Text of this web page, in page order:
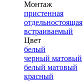
Монтаж
пристенная
отдельностоящая
встраиваемый
Цвет
белый
черный матовый
белый матовый
красный